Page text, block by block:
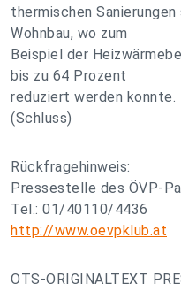
thermischen
Wohnbau, wo zum
Beispiel der
bis zu 64 Prozent
reduziert werden konnte.
(Schluss)
Rückfragehinweis:
Pressestelle des ÖVP-
Tel.: 01/40110/4436
http://www.oevpklub.at
OTS-ORIGINALTEXT